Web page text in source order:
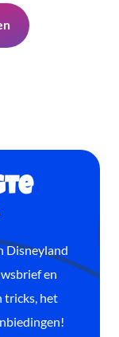
Disneyland
en
tricks, het